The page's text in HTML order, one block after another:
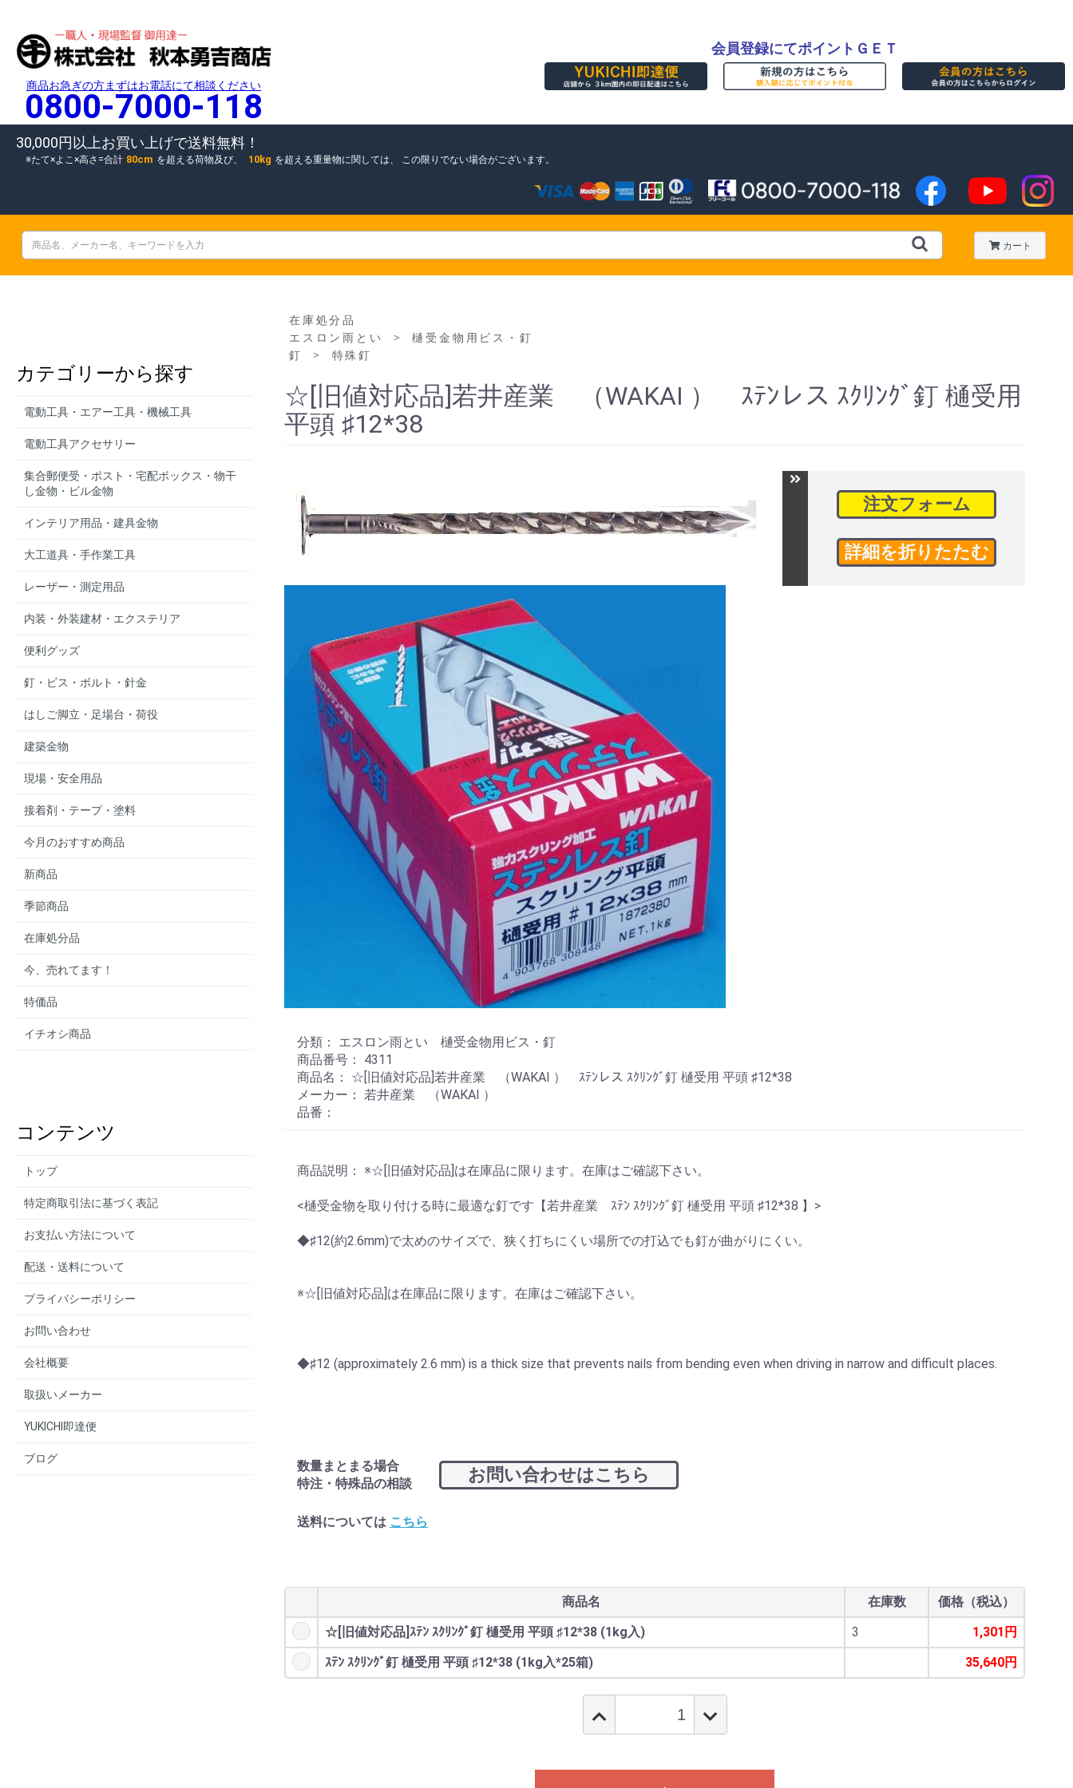
商品お急ぎの方まずはお電話にて相談ください
0800-7000-118
会員登録にてポイントＧＥＴ
30,000円以上お買い上げで送料無料！
たて×よこ×高さ=合計 80cm を超える荷物及び、 10kg を超える重量物に関しては、 この限りでない場合がございます。
カート
カテゴリーから探す
電動工具・エアー工具・機械工具
電動工具アクセサリー
集合郵便受・ポスト・宅配ボックス・物干
し金物・ビル金物
インテリア用品・建具金物
大工道具・手作業工具
レーザー・測定用品
内装・外装建材・エクステリア
便利グッズ
釘・ビス・ボルト・針金
はしご脚立・足場台・荷役
建築金物
現場・安全用品
接着剤・テープ・塗料
今月のおすすめ商品
新商品
季節商品
在庫処分品
今、売れてます！
特価品
イチオシ商品
コンテンツ
トップ
特定商取引法に基づく表記
お支払い方法について
配送・送料について
プライバシーポリシー
お問い合わせ
会社概要
取扱いメーカー
YUKICHI即達便
ブログ
在庫処分品
エスロン雨とい
＞
樋受金物用ビス・釘
釘
＞ 特殊釘
☆[旧値対応品]若井産業 （WAKAI ） ｽﾃﾝレス ｽｸﾘﾝｸﾞ釘 樋受用
平頭 ♯12*38
注文フォーム
分類： エスロン雨とい 樋受金物用ビス・釘
商品番号： 4311
商品名： ☆[旧値対応品]若井産業 （WAKAI ） ｽﾃﾝレス ｽｸﾘﾝｸﾞ釘 樋受用 平頭 ♯12*38
メーカー： 若井産業 （WAKAI ）
品番：
商品説明： ※☆[旧値対応品]は在庫品に限ります。在庫はご確認下さい。
<樋受金物を取り付ける時に最適な釘です【若井産業 ｽﾃﾝ ｽｸﾘﾝｸﾞ釘 樋受用 平頭 ♯12*38 】>
◆♯12(約2.6mm)で太めのサイズで、狭く打ちにくい場所での打込でも釘が曲がりにくい。
※☆[旧値対応品]は在庫品に限ります。在庫はご確認下さい。
◆♯12 (approximately 2.6 mm) is a thick size that prevents nails from bending even when driving in narrow and difficult places.
数量まとまる場合
特注・特殊品の相談
お問い合わせはこちら
送料については こちら
商品名 在庫数
価格（税込）
☆[旧値対応品]ｽﾃﾝ ｽｸﾘﾝｸﾞ釘 樋受用 平頭 ♯12*38 (1kg入)
3
1,301円
ｽﾃﾝ ｽｸﾘﾝｸﾞ釘 樋受用 平頭 ♯12*38 (1kg入*25箱)
35,640円